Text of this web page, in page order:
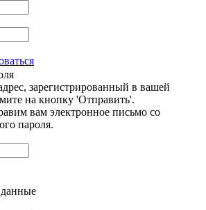
зарегистрированный в вашей
на кнопку 'Отправить'.
вам электронное письмо со
пароля.